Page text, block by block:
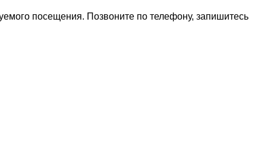
посещения. Позвоните по телефону, запишитесь